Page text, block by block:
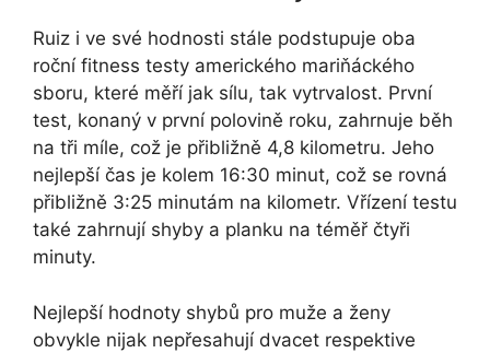
Ruiz i ve své hodnosti stále podstupuje oba
roční fitness testy amerického mariňáckého
sboru, které měří jak sílu, tak vytrvalost. První
test, konaný v první polovině roku, zahrnuje běh
na tři míle, což je přibližně 4,8 kilometru. Jeho
nejlepší čas je kolem 16:30 minut, což se rovná
přibližně 3:25 minutám na kilometr. Vřízení testu
také zahrnují shyby a planku na téměř čtyři
minuty.
Nejlepší hodnoty shybů pro muže a ženy
obvykle nijak nepřesahují dvacet respektive